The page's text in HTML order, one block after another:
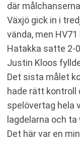
där
Växjö gick in i
vända, men
Hatakka satte 2-
Justin Kloos
Det sista målet
hade rätt kontroll
spelövertag hela
lagdelarna och
Det här var en